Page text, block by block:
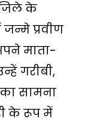
के
प्रवीण
माता-
गरीबी,
सामना
के रूप में